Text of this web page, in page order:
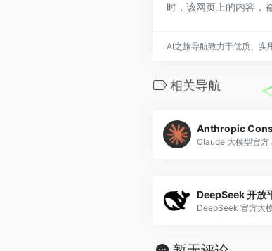
时，该网页上的内容，
AI之旅导航致力于优质、实
相关导航
Anthropic
Claude 大模型官方
DeepSeek 开放
DeepSeek 官方大